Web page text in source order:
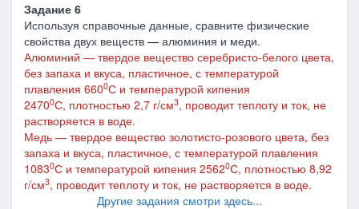
Задание 6
Используя справочные данные, сравните физические
свойства двух веществ ― алюминия и меди.
Алюминий ― твердое вещество серебристо-белого цвета,
без запаха и вкуса, пластичное, с температурой
плавления 6600С и температурой кипения
24700С, плотностью 2,7 г/см3, проводит теплоту и ток, не
растворяется в воде.
Медь ― твердое вещество золотисто-розового цвета, без
запаха и вкуса, пластичное, с температурой плавления
10830С и температурой кипения 25620С, плотностью 8,92
г/см3, проводит теплоту и ток, не растворяется в воде.
Другие задания смотри здесь...